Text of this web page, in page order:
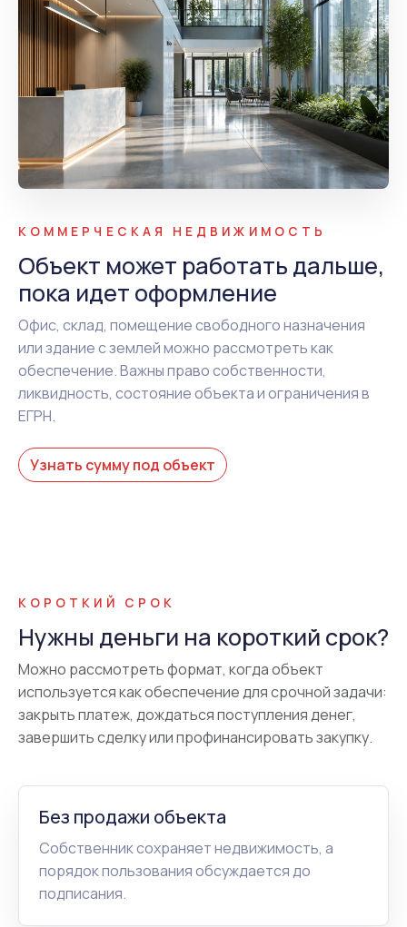
КОММЕРЧЕСКАЯ НЕДВИЖИМОСТЬ
Объект может работать дальше,
пока идет оформление
Офис, склад, помещение свободного назначения
или здание с землей можно рассмотреть как
обеспечение. Важны право собственности,
ликвидность, состояние объекта и ограничения в
ЕГРН.
Узнать сумму под объект
КОРОТКИЙ СРОК
Нужны деньги на короткий срок?
Можно рассмотреть формат, когда объект
используется как обеспечение для срочной задачи:
закрыть платеж, дождаться поступления денег,
завершить сделку или профинансировать закупку.
Без продажи объекта
Собственник сохраняет недвижимость, а
порядок пользования обсуждается до
подписания.